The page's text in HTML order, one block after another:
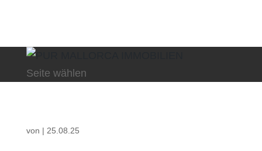
Seite wählen
von | 25.08.25